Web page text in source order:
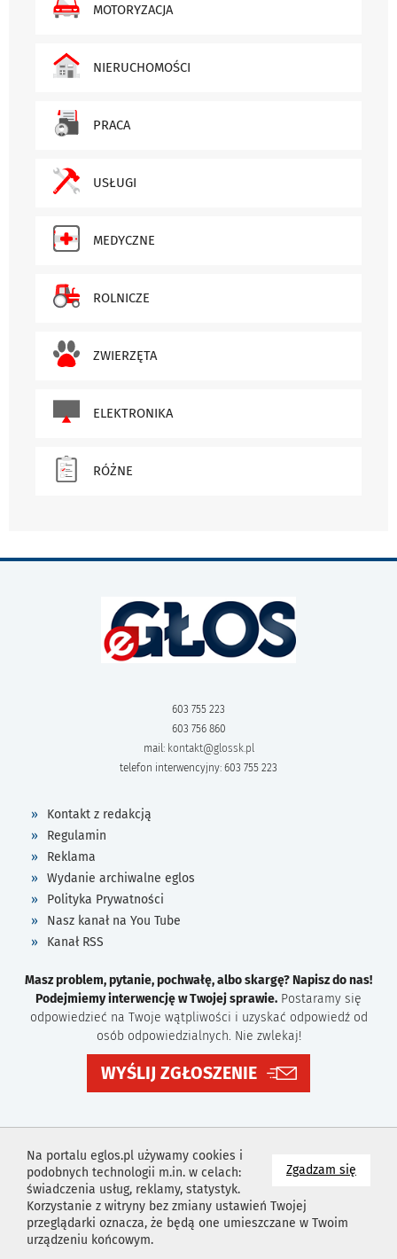
Zgadzam się
Na portalu eglos.pl używamy cookies i
podobnych technologii m.in. w celach:
świadczenia usług, reklamy, statystyk.
Korzystanie z witryny bez zmiany ustawień Twojej
przeglądarki oznacza, że będą one umieszczane w Twoim
urządzeniu końcowym.
MOTORYZACJA
NIERUCHOMOŚCI
PRACA
USŁUGI
MEDYCZNE
ROLNICZE
ZWIERZĘTA
ELEKTRONIKA
RÓŻNE
603 755 223
603 756 860
mail: kontakt@glossk.pl
telefon interwencyjny: 603 755 223
Kontakt z redakcją
Regulamin
Reklama
Wydanie archiwalne eglos
Polityka Prywatności
Nasz kanał na You Tube
Kanał RSS
Masz problem, pytanie, pochwałę, albo skargę? Napisz do nas!
Podejmiemy interwencję w Twojej sprawie. Postaramy się
odpowiedzieć na Twoje wątpliwości i uzyskać odpowiedź od
osób odpowiedzialnych. Nie zwlekaj!
WYŚLIJ ZGŁOSZENIE
Projekt i wykonanie